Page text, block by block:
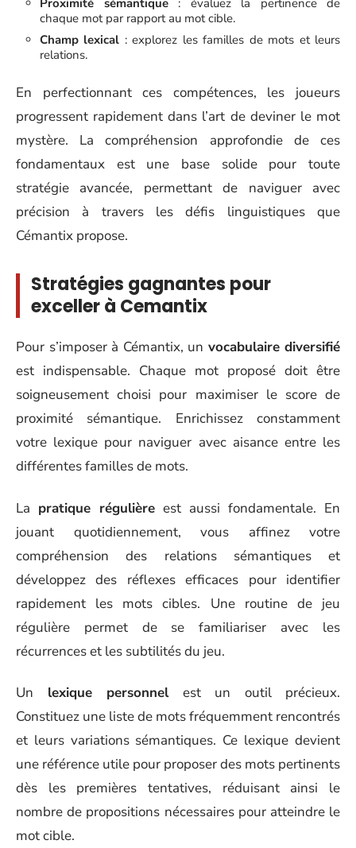
Proximité sémantique: évaluez la pertinence de
chaque mot par rapport au mot cible.
Champ lexical : explorez les familles de mots et leurs
relations.
En perfectionnant ces compétences, les joueurs
progressent rapidement dans l’art de deviner le mot
mystère. La compréhension approfondie de ces
fondamentaux est une base solide pour toute
stratégie avancée, permettant de naviguer avec
précision à travers les défis linguistiques que
Cémantix propose.
Stratégies gagnantes pour
exceller à Cemantix
Pour s’imposer à Cémantix, un vocabulaire diversifié
est indispensable. Chaque mot proposé doit être
soigneusement choisi pour maximiser le score de
proximité sémantique. Enrichissez constamment
votre lexique pour naviguer avec aisance entre les
différentes familles de mots.
La pratique régulière est aussi fondamentale. En
jouant quotidiennement, vous affinez votre
compréhension des relations sémantiques et
développez des réflexes efficaces pour identifier
rapidement les mots cibles. Une routine de jeu
régulière permet de se familiariser avec les
récurrences et les subtilités du jeu.
Un lexique personnelest un outil précieux.
Constituez une liste de mots fréquemment rencontrés
et leurs variations sémantiques. Ce lexique devient
une référence utile pour proposer des mots pertinents
dès les premières tentatives, réduisant ainsi le
nombre de propositions nécessaires pour atteindre le
mot cible.